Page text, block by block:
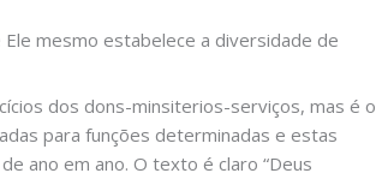
mesmo estabelece a diversidade de
dos dons-minsiterios-serviços, mas é o
para funções determinadas e estas
ano em ano. O texto é claro “Deus